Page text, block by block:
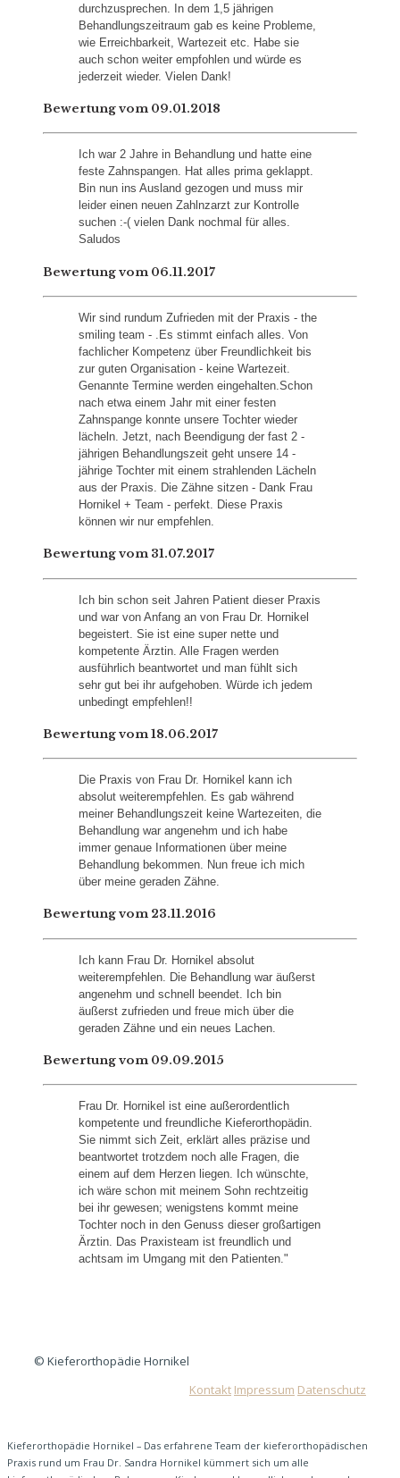
durchzusprechen. In dem 1,5 jährigen
Behandlungszeitraum gab es keine Probleme,
wie Erreichbarkeit, Wartezeit etc. Habe sie
auch schon weiter empfohlen und würde es
jederzeit wieder. Vielen Dank!
Bewertung vom 09.01.2018
Ich war 2 Jahre in Behandlung und hatte eine
feste Zahnspangen. Hat alles prima geklappt.
Bin nun ins Ausland gezogen und muss mir
leider einen neuen Zahlnzarzt zur Kontrolle
suchen :-( vielen Dank nochmal für alles.
Saludos
Bewertung vom 06.11.2017
Wir sind rundum Zufrieden mit der Praxis - the
smiling team - .Es stimmt einfach alles. Von
fachlicher Kompetenz über Freundlichkeit bis
zur guten Organisation - keine Wartezeit.
Genannte Termine werden eingehalten.Schon
nach etwa einem Jahr mit einer festen
Zahnspange konnte unsere Tochter wieder
lächeln. Jetzt, nach Beendigung der fast 2 -
jährigen Behandlungszeit geht unsere 14 -
jährige Tochter mit einem strahlenden Lächeln
aus der Praxis. Die Zähne sitzen - Dank Frau
Hornikel + Team - perfekt. Diese Praxis
können wir nur empfehlen.
Bewertung vom 31.07.2017
Ich bin schon seit Jahren Patient dieser Praxis
und war von Anfang an von Frau Dr. Hornikel
begeistert. Sie ist eine super nette und
kompetente Ärztin. Alle Fragen werden
ausführlich beantwortet und man fühlt sich
sehr gut bei ihr aufgehoben. Würde ich jedem
unbedingt empfehlen!!
Bewertung vom 18.06.2017
Die Praxis von Frau Dr. Hornikel kann ich
absolut weiterempfehlen. Es gab während
meiner Behandlungszeit keine Wartezeiten, die
Behandlung war angenehm und ich habe
immer genaue Informationen über meine
Behandlung bekommen. Nun freue ich mich
über meine geraden Zähne.
Bewertung vom 23.11.2016
Ich kann Frau Dr. Hornikel absolut
weiterempfehlen. Die Behandlung war äußerst
angenehm und schnell beendet. Ich bin
äußerst zufrieden und freue mich über die
geraden Zähne und ein neues Lachen.
Bewertung vom 09.09.2015
Frau Dr. Hornikel ist eine außerordentlich
kompetente und freundliche Kieferorthopädin.
Sie nimmt sich Zeit, erklärt alles präzise und
beantwortet trotzdem noch alle Fragen, die
einem auf dem Herzen liegen. Ich wünschte,
ich wäre schon mit meinem Sohn rechtzeitig
bei ihr gewesen; wenigstens kommt meine
Tochter noch in den Genuss dieser großartigen
Ärztin. Das Praxisteam ist freundlich und
achtsam im Umgang mit den Patienten."
© Kieferorthopädie Hornikel
Kontakt Impressum Datenschutz
Kieferorthopädie Hornikel – Das erfahrene Team der kieferorthopädischen
Praxis rund um Frau Dr. Sandra Hornikel kümmert sich um alle